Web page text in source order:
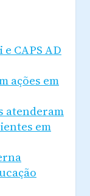
CAPS AD
ações em
atenderam
em